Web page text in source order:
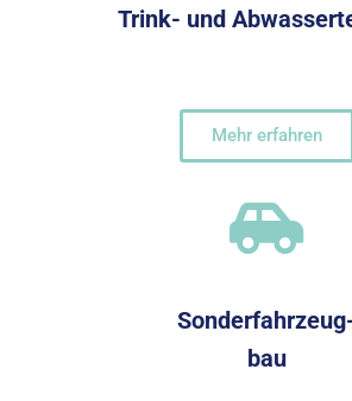
Trink- und
Mehr erfahren
bau